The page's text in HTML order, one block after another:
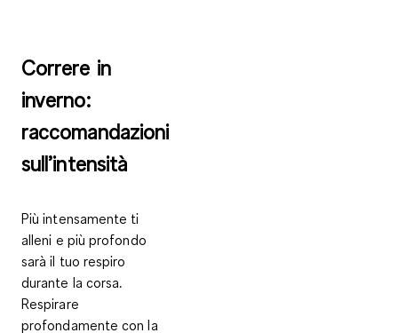
Correre in
inverno:
raccomandazioni
sull’intensità
Più intensamente ti
alleni e più profondo
sarà il tuo respiro
durante la corsa.
Respirare
profondamente con la